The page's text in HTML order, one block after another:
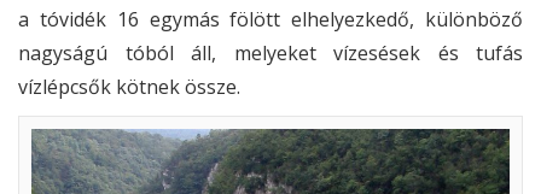
a tóvidék 16 egymás fölött elhelyezkedő, különböző
nagyságú tóból áll, melyeket vízesések és tufás
vízlépcsők kötnek össze.